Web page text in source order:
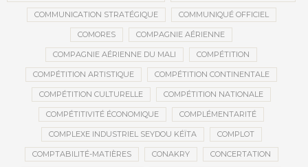
COMMUNICATION STRATÉGIQUE COMMUNIQUÉ OFFICIEL
COMORES COMPAGNIE AÉRIENNE
COMPAGNIE AÉRIENNE DU MALI COMPÉTITION
COMPÉTITION ARTISTIQUE COMPÉTITION CONTINENTALE
COMPÉTITION CULTURELLE COMPÉTITION NATIONALE
COMPÉTITIVITÉ ÉCONOMIQUE COMPLÉMENTARITÉ
COMPLEXE INDUSTRIEL SEYDOU KÉÏTA COMPLOT
COMPTABILITÉ-MATIÈRES CONAKRY CONCERTATION